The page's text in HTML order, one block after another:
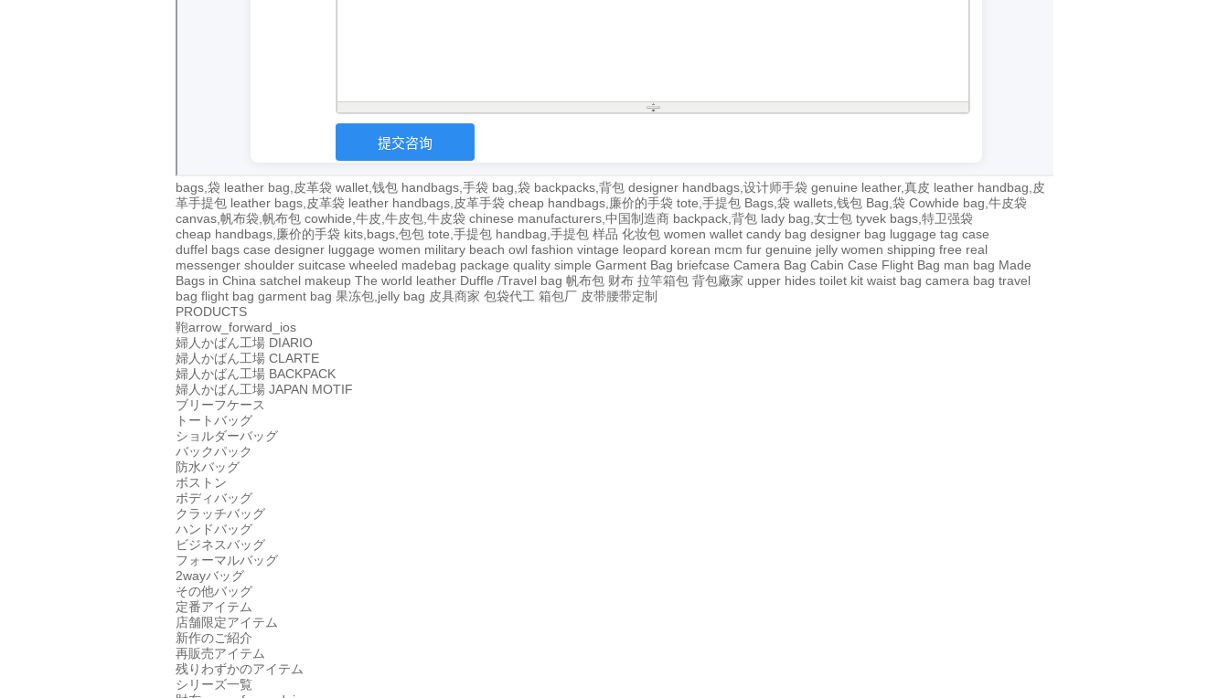
bags,袋 leather bag,皮革袋 wallet,钱包 handbags,手袋 bag,袋 backpacks,背包 designer handbags,设计师手袋 genuine leather,真皮 leather handbag,皮
革手提包 leather bags,皮革袋 leather handbags,皮革手袋 cheap handbags,廉价的手袋 tote,手提包 Bags,袋 wallets,钱包 Bag,袋 Cowhide bag,牛皮袋
canvas,帆布袋,帆布包 cowhide,牛皮,牛皮包,牛皮袋 chinese manufacturers,中国制造商 backpack,背包 lady bag,女士包 tyvek bags,特卫强袋
cheap handbags,廉价的手袋 kits,bags,包包 tote,手提包 handbag,手提包 样品 化妆包 women wallet candy bag designer bag luggage tag case
duffel bags case designer luggage women military beach owl fashion vintage leopard korean mcm fur genuine jelly women shipping free real
messenger shoulder suitcase wheeled madebag package quality simple Garment Bag briefcase Camera Bag Cabin Case Flight Bag man bag Made
Bags in China satchel makeup The world leather Duffle /Travel bag 帆布包 财布 拉竿箱包 背包廠家 upper hides toilet kit waist bag camera bag travel
bag flight bag garment bag 果冻包,jelly bag 皮具商家 包袋代工 箱包厂 皮带腰带定制
PRODUCTS
鞄arrow_forward_ios
婦人かばん工場 DIARIO
婦人かばん工場 CLARTE
婦人かばん工場 BACKPACK
婦人かばん工場 JAPAN MOTIF
ブリーフケース
トートバッグ
ショルダーバッグ
バックパック
防水バッグ
ボストン
ボディバッグ
クラッチバッグ
ハンドバッグ
ビジネスバッグ
フォーマルバッグ
2wayバッグ
その他バッグ
定番アイテム
店舗限定アイテム
新作のご紹介
再販売アイテム
残りわずかのアイテム
シリーズ一覧